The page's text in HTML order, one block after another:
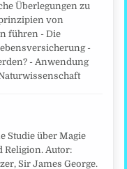
Überlegungen zu
von
führen - Die
-
- Anwendung
Studie über Magie
Religion. Autor:
Sir James George.